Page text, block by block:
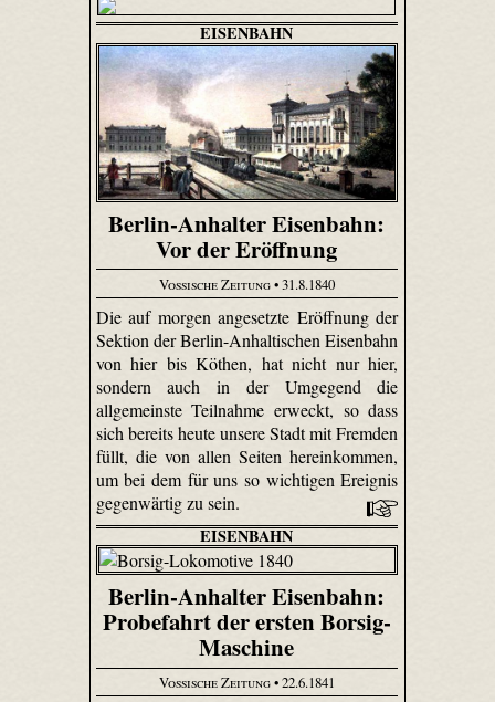
EISENBAHN
Berlin-Anhalter Eisenbahn:
Vor der Eröffnung
Vossische Zeitung• 31.8.1840
Die auf morgen angesetzte Eröffnung der
Sektion der Berlin-Anhaltischen Eisenbahn
von hier bis Köthen, hat nicht nur hier,
sondern auch in der Umgegend die
allgemeinste Teilnahme erweckt, so dass
sich bereits heute unsere Stadt mit Fremden
füllt, die von allen Seiten hereinkommen,
um bei dem für uns so wichtigen Ereignis
gegenwärtig zu sein.
EISENBAHN
Berlin-Anhalter Eisenbahn:
Probefahrt der ersten Borsig-
Maschine
Vossische Zeitung• 22.6.1841